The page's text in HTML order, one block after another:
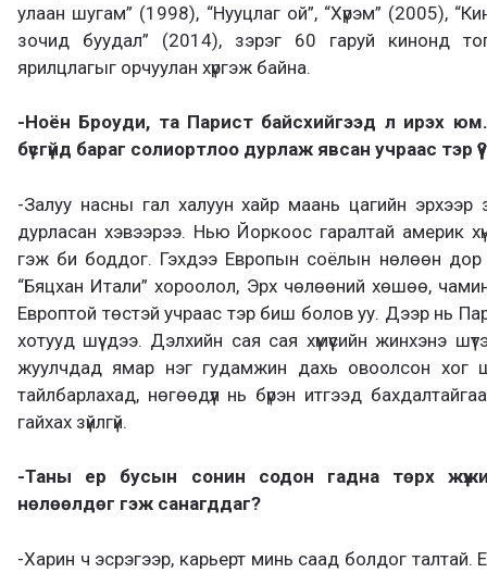
улаан шугам” (1998), “Нууцлаг ой”, “Хүрэм” (2005),
зочид буудал” (2014), зэрэг 60 гаруй кинонд
ярилцлагыг орчуулан хүргэж байна.
-Ноён Броуди, та Парист байсхийгээд л ирэх юм.
бүсгүйд бараг солиортлоо дурлаж явсан учраас тэр үү?
-Залуу насны гал халуун хайр маань цагийн
дурласан хэвээрээ. Нью Йоркоос гаралтай америк
гэж би боддог. Гэхдээ Европын соёлын нөлөөн
“Бяцхан Итали” хороолол, Эрх чөлөөний хөшөө,
Европтой төстэй учраас тэр биш болов уу. Дээр нь
хотууд шүү дээ. Дэлхийн сая сая хүмүүсийн жинхэнэ
жуулчдад ямар нэг гудамжин дахь овоолсон хог
тайлбарлахад, нөгөөдүүл нь бүрэн итгээд
гайхах зүйлгүй.
-Таны ер бусын сонин содон гадна төрх
нөлөөлдөг гэж санагддаг?
-Харин ч эсрэгээр, карьерт минь саад болдог талтай.